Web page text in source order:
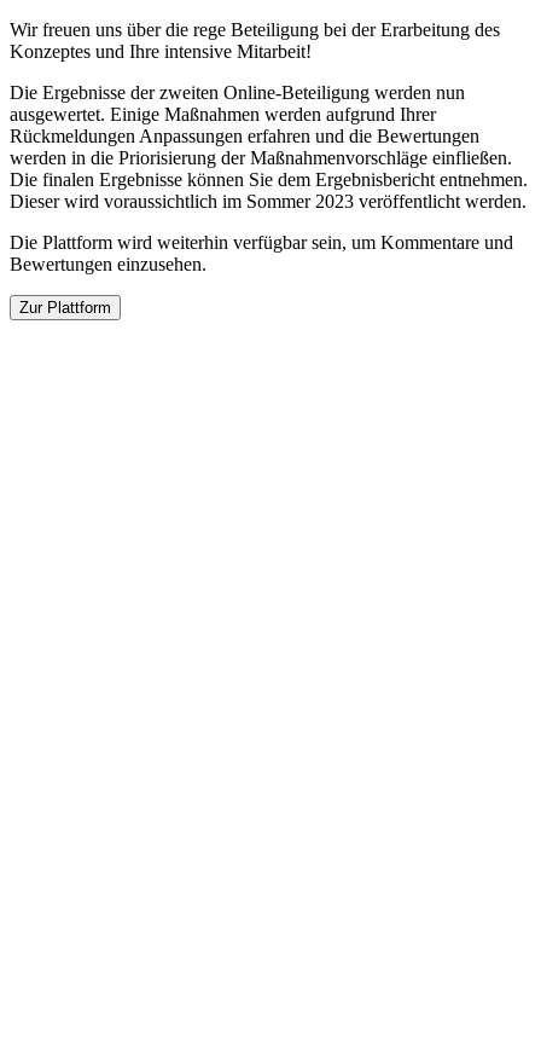
Wir freuen uns über die rege Beteiligung bei der Erarbeitung des
Konzeptes und Ihre intensive Mitarbeit!
Die Ergebnisse der zweiten Online-Beteiligung werden nun
ausgewertet. Einige Maßnahmen werden aufgrund Ihrer
Rückmeldungen Anpassungen erfahren und die Bewertungen
werden in die Priorisierung der Maßnahmenvorschläge einfließen.
Die finalen Ergebnisse können Sie dem Ergebnisbericht entnehmen.
Dieser wird voraussichtlich im Sommer 2023 veröffentlicht werden.
Die Plattform wird weiterhin verfügbar sein, um Kommentare und
Bewertungen einzusehen.
Zur Plattform